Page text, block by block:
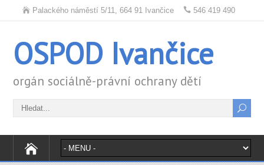
Palackého náměstí 5/11, 664 91 Ivančice 546 419 490
OSPOD Ivančice
orgán sociálně-právní ochrany dětí